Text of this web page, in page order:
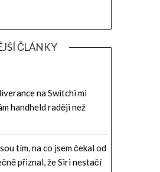
ČLÁNKY
na Switchi mi
handheld raději než
tím, na co jsem čekal od
přiznal, že Siri nestačí